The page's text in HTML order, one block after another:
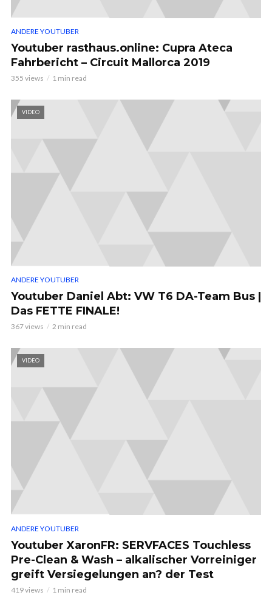
ANDERE YOUTUBER
Youtuber rasthaus.online: Cupra Ateca
Fahrbericht – Circuit Mallorca 2019
355 views 1 min read
VIDEO
ANDERE YOUTUBER
Youtuber Daniel Abt: VW T6 DA-Team Bus |
Das FETTE FINALE!
367 views 2 min read
VIDEO
ANDERE YOUTUBER
Youtuber XaronFR: SERVFACES Touchless
Pre-Clean & Wash – alkalischer Vorreiniger
greift Versiegelungen an? der Test
419 views 1 min read